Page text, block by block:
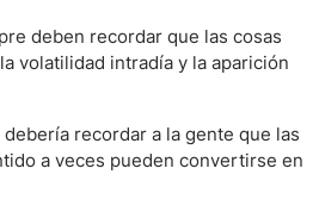
deben recordar que las cosas
volatilidad intradía y la aparición
recordar a la gente que las
a veces pueden convertirse en